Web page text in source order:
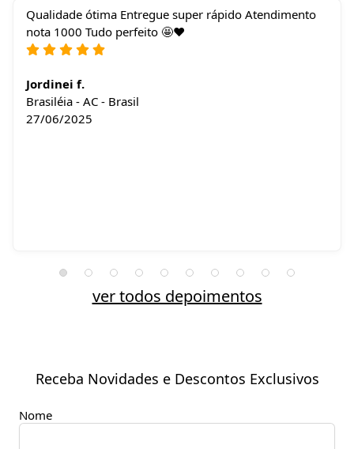
Qualidade ótima Entregue super rápido Atendimento
nota 1000 Tudo perfeito 🤩❤️
Jordinei f.
Brasiléia - AC - Brasil
27/06/2025
ver todos depoimentos
Receba Novidades e Descontos Exclusivos
Nome